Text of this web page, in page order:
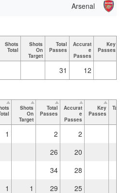
Arsenal
Shots
Total
Shots
On
Target
Total
Passes
Accurat
e
Passes
Key
Passes
31 12
Shots
On
Target
Total
Passes
Accurat
e
Passes
Key
Passes
1 2
2
26
20
34
28
1 1 29
25